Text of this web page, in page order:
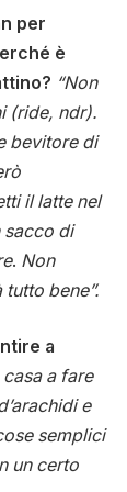
per
è
“Non
(ride, ndr).
bevitore di
il latte nel
sacco di
. Non
bene”.
a
a fare
e
semplici
un certo